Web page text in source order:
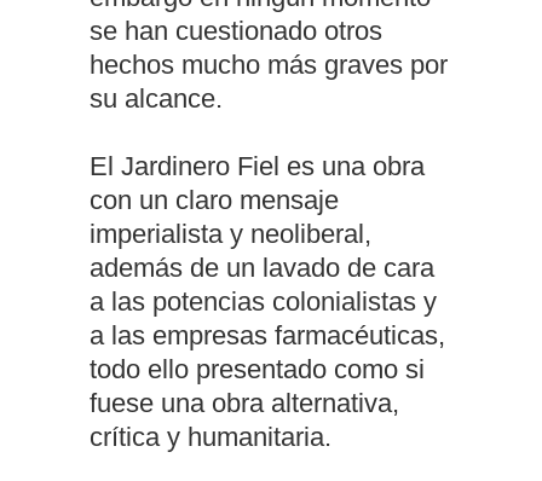
se han cuestionado otros
hechos mucho más graves por
su alcance.
El Jardinero Fiel es una obra
con un claro mensaje
imperialista y neoliberal,
además de un lavado de cara
a las potencias colonialistas y
a las empresas farmacéuticas,
todo ello presentado como si
fuese una obra alternativa,
crítica y humanitaria.